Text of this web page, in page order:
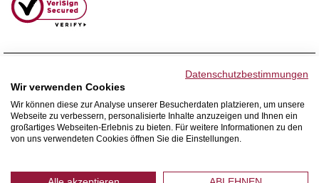
WIR VERSENDEN MIT
Datenschutzbestimmungen
Wir verwenden Cookies
Wir können diese zur Analyse unserer Besucherdaten platzieren, um unsere
Webseite zu verbessern, personalisierte Inhalte anzuzeigen und Ihnen ein
großartiges Webseiten-Erlebnis zu bieten. Für weitere Informationen zu den
von uns verwendeten Cookies öffnen Sie die Einstellungen.